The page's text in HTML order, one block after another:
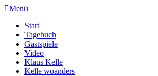
Menü
Start
Tagebuch
Gastspiele
Video
Klaus Kelle
Kelle woanders